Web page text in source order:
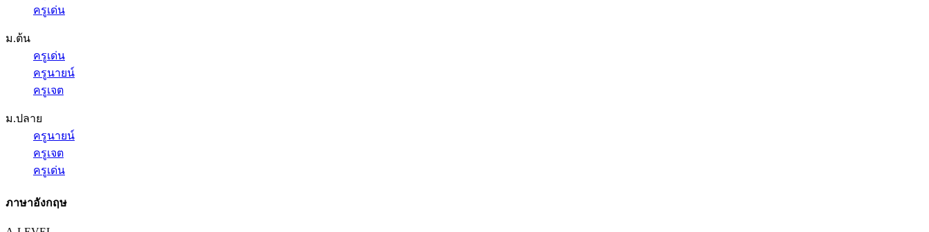
ครูเด่น
ม.ต้น
ครูเด่น
ครูนายน์
ครูเจต
ม.ปลาย
ครูนายน์
ครูเจต
ครูเด่น
ภาษาอังกฤษ